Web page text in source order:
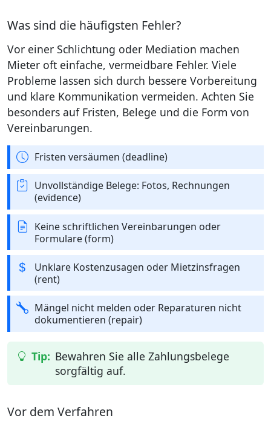
Was sind die häufigsten Fehler?
Vor einer Schlichtung oder Mediation machen
Mieter oft einfache, vermeidbare Fehler. Viele
Probleme lassen sich durch bessere Vorbereitung
und klare Kommunikation vermeiden. Achten Sie
besonders auf Fristen, Belege und die Form von
Vereinbarungen.
Fristen versäumen (deadline)
Unvollständige Belege: Fotos, Rechnungen
(evidence)
Keine schriftlichen Vereinbarungen oder
Formulare (form)
Unklare Kostenzusagen oder Mietzinsfragen
(rent)
Mängel nicht melden oder Reparaturen nicht
dokumentieren (repair)
Bewahren Sie alle Zahlungsbelege
sorgfältig auf.
Vor dem Verfahren